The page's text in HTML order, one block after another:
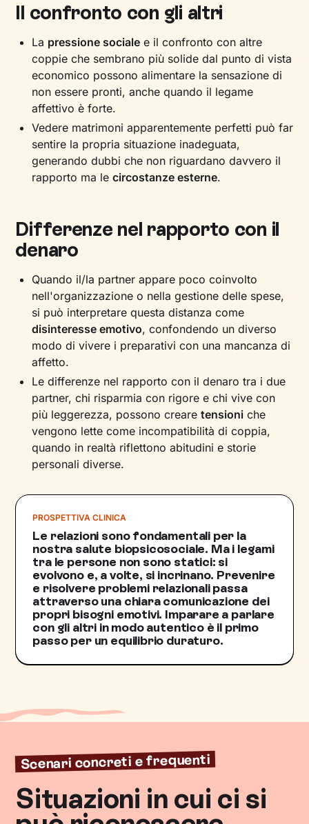
Il confronto con gli altri
La pressione sociale e il confronto con altre
coppie che sembrano più solide dal punto di vista
economico possono alimentare la sensazione di
non essere pronti, anche quando il legame
affettivo è forte.
Vedere matrimoni apparentemente perfetti può far
sentire la propria situazione inadeguata,
generando dubbi che non riguardano davvero il
rapporto ma lecircostanze esterne.
Differenze nel rapporto con il
denaro
Quando il/la partner appare poco coinvolto
nell'organizzazione o nella gestione delle spese,
si può interpretare questa distanza come
disinteresse emotivo, confondendo un diverso
modo di vivere i preparativi con una mancanza di
affetto.
Le differenze nel rapporto con il denaro tra i due
partner, chi risparmia con rigore e chi vive con
più leggerezza, possono crearetensioni che
vengono lette come incompatibilità di coppia,
quando in realtà riflettono abitudini e storie
personali diverse.
PROSPETTIVA CLINICA
Le relazioni sono fondamentali per la
nostra salute biopsicosociale. Ma i legami
tra le persone non sono statici: si
evolvono e, a volte, si incrinano. Prevenire
e risolvere problemi relazionali passa
attraverso una chiara comunicazione dei
propri bisogni emotivi. Imparare a parlare
con gli altri in modo autentico è il primo
passo per un equilibrio duraturo.
Scenari concreti e frequenti
Situazioni in cui ci si